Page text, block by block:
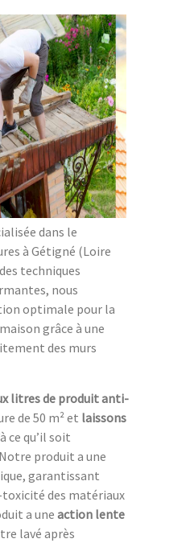
dans le
à Gétigné (Loire
techniques
nous
optimale pour la
grâce à une
des murs
litres de produit anti-
de 50 m² et laissons
ce qu’il soit
produit a une
garantissant
des matériaux
a une action lente
lavé après